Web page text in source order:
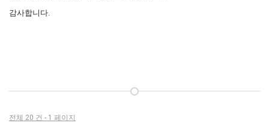
감사합니다.
전체 20 건 - 1 페이지